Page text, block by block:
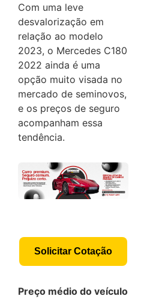
Com uma leve
desvalorização em
relação ao modelo
2023, o Mercedes C180
2022 ainda é uma
opção muito visada no
mercado de seminovos,
e os preços de seguro
acompanham essa
tendência.
Solicitar Cotação
Preço médio do veículo